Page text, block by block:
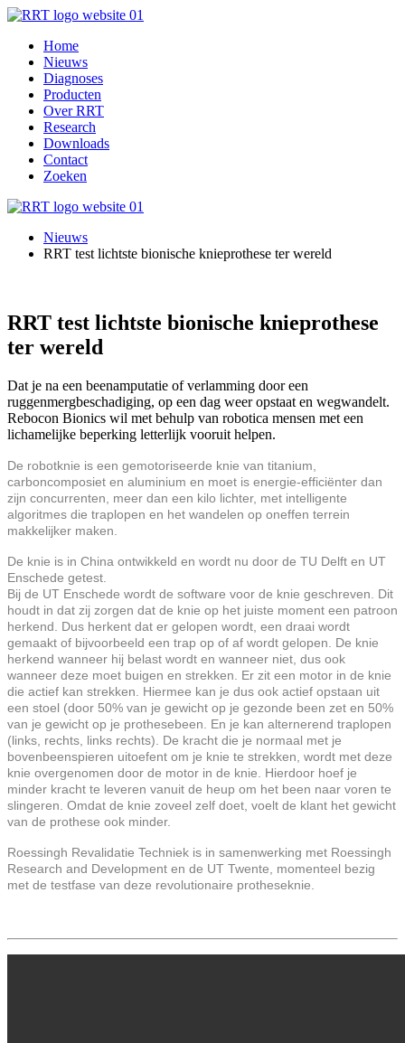
Home
Nieuws
Diagnoses
Producten
Over RRT
Research
Downloads
Contact
Zoeken
Nieuws
RRT test lichtste bionische knieprothese ter wereld
RRT test lichtste bionische knieprothese
ter wereld
Dat je na een beenamputatie of verlamming door een
ruggenmergbeschadiging, op een dag weer opstaat en wegwandelt.
Rebocon Bionics wil met behulp van robotica mensen met een
lichamelijke beperking letterlijk vooruit helpen.
De robotknie is een gemotoriseerde knie van titanium,
carboncomposiet en aluminium en moet is energie-efficiënter dan
zijn concurrenten, meer dan een kilo lichter, met intelligente
algoritmes die traplopen en het wandelen op oneffen terrein
makkelijker maken.
De knie is in China ontwikkeld en wordt nu door de TU Delft en UT
Enschede getest.
Bij de UT Enschede wordt de software voor de knie geschreven. Dit
houdt in dat zij zorgen dat de knie op het juiste moment een patroon
herkend. Dus herkent dat er gelopen wordt, een draai wordt
gemaakt of bijvoorbeeld een trap op of af wordt gelopen. De knie
herkend wanneer hij belast wordt en wanneer niet, dus ook
wanneer deze moet buigen en strekken. Er zit een motor in de knie
die actief kan strekken. Hiermee kan je dus ook actief opstaan uit
een stoel (door 50% van je gewicht op je gezonde been zet en 50%
van je gewicht op je prothesebeen. En je kan alternerend traplopen
(links, rechts, links rechts). De kracht die je normaal met je
bovenbeenspieren uitoefent om je knie te strekken, wordt met deze
knie overgenomen door de motor in de knie. Hierdoor hoef je
minder kracht te leveren vanuit de heup om het been naar voren te
slingeren. Omdat de knie zoveel zelf doet, voelt de klant het gewicht
van de prothese ook minder.
Roessingh Revalidatie Techniek is in samenwerking met Roessingh
Research and Development en de UT Twente, momenteel bezig
met de testfase van deze revolutionaire protheseknie.